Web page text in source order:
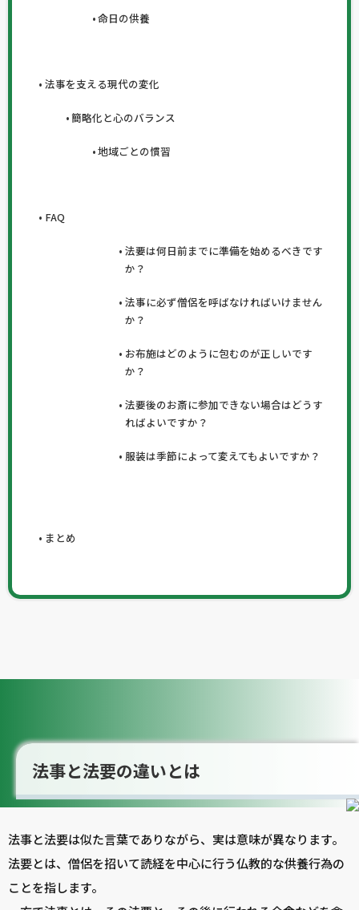
命日の供養
法事を支える現代の変化
簡略化と心のバランス
地域ごとの慣習
FAQ
法要は何日前までに準備を始めるべきです
か？
法事に必ず僧侶を呼ばなければいけません
か？
お布施はどのように包むのが正しいです
か？
法要後のお斎に参加できない場合はどうす
ればよいですか？
服装は季節によって変えてもよいですか？
まとめ
法事と法要の違いとは
法事と法要は似た言葉でありながら、実は意味が異なります。
法要とは、僧侶を招いて読経を中心に行う仏教的な供養行為の
ことを指します。